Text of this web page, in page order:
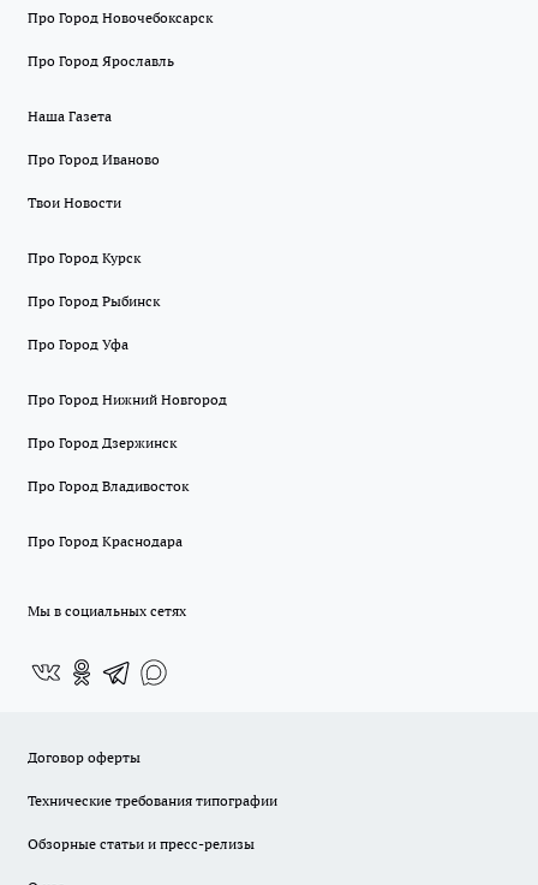
Про Город Новочебоксарск
Про Город Ярославль
Наша Газета
Про Город Иваново
Твои Новости
Про Город Курск
Про Город Рыбинск
Про Город Уфа
Про Город Нижний Новгород
Про Город Дзержинск
Про Город Владивосток
Про Город Краснодара
Мы в социальных сетях
Договор оферты
Технические требования типографии
Обзорные статьи и пресс-релизы